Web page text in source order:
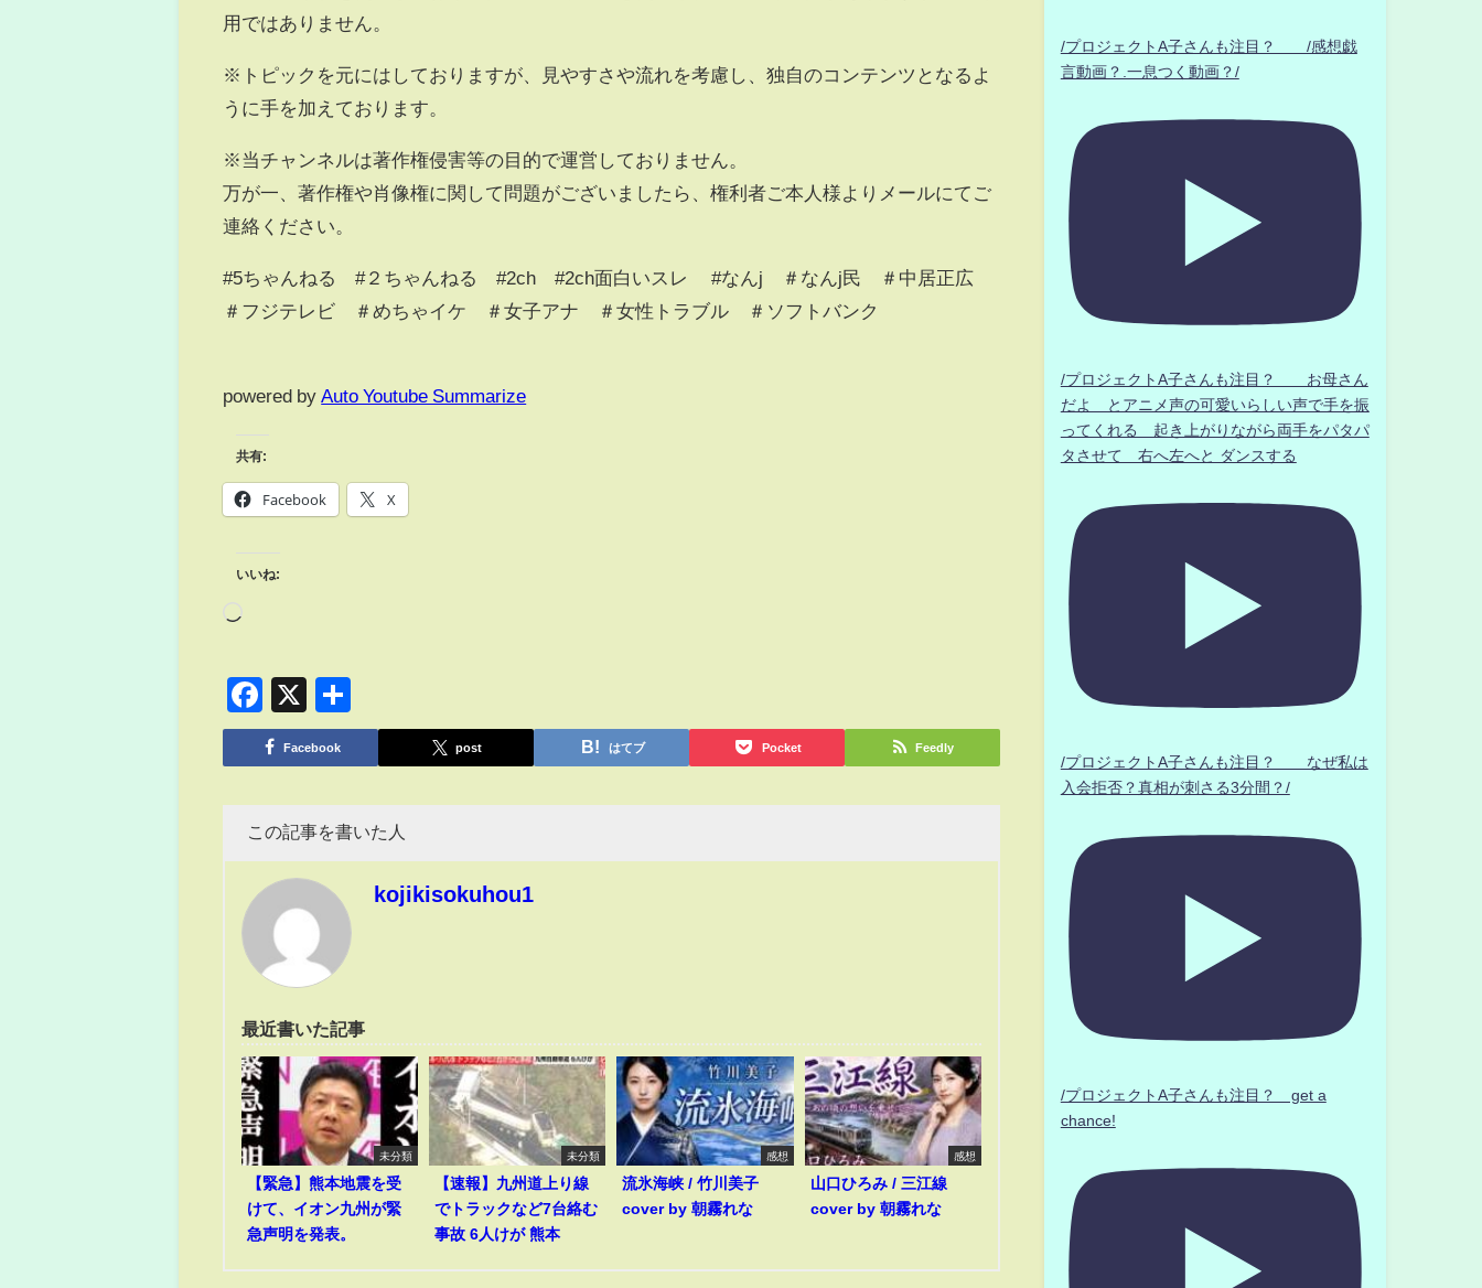
用ではありません。
※トピックを元にはしておりますが、見やすさや流れを考慮し、独自のコンテンツとなるよ
うに手を加えております。
※当チャンネルは著作権侵害等の目的で運営しておりません。
万が一、著作権や肖像権に関して問題がございましたら、権利者ご本人様よりメールにてご
連絡ください。
#5ちゃんねる #２ちゃんねる #2ch #2ch面白いスレ #なんj ＃なんj民 ＃中居正広
＃フジテレビ ＃めちゃイケ ＃女子アナ ＃女性トラブル ＃ソフトバンク
powered by Auto Youtube Summarize
共有:
Facebook X
いいね:
Facebook
X
有
Facebook post はてブ Pocket Feedly
この記事を書いた人
kojikisokuhou1
最近書いた記事
未分類
【緊急】熊本地震を受
けて、イオン九州が緊
急声明を発表。
未分類
【速報】九州道上り線
でトラックなど7台絡む
事故 6人けが 熊本
感想
流氷海峡 / 竹川美子
cover by 朝霧れな
感想
山口ひろみ / 三江線
cover by 朝霧れな
/プロジェクトA子さんも注目？ /感想戯
言動画？.一息つく動画？/
/プロジェクトA子さんも注目？ お母さん
だよ とアニメ声の可愛いらしい声で手を振
ってくれる 起き上がりながら両手をパタパ
タさせて 右へ左へと ダンスする
/プロジェクトA子さんも注目？ なぜ私は
入会拒否？真相が刺さる3分間？/
/プロジェクトA子さんも注目？ get a
chance!